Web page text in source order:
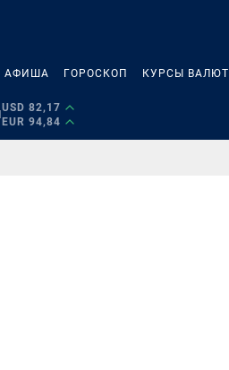
АФИША ГОРОСКОП КУРСЫ ВАЛЮТ
USD 82,17
EUR 94,84